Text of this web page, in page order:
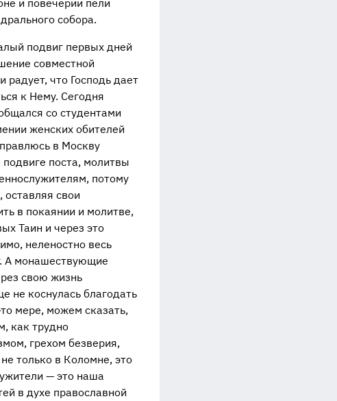
и повечерии пели
собора.
подвиг первых дней
совместной
что Господь дает
к Нему. Сегодня
со студентами
женских обителей
в Москву
поста, молитвы
потому
свои
в покаянии и молитве,
Таин и через это
неленостно весь
А монашествующие
свою жизнь
не коснулась благодать
мере, можем сказать,
как трудно
грехом безверия,
только в Коломне, это
— это наша
в духе православной